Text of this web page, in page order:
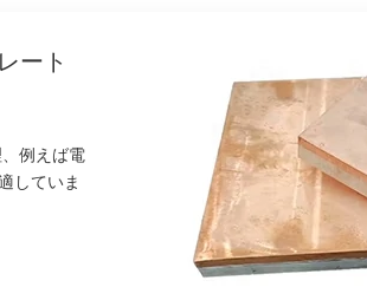
ート
例えば電
していま